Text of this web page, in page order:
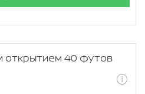
открытием 40 футов